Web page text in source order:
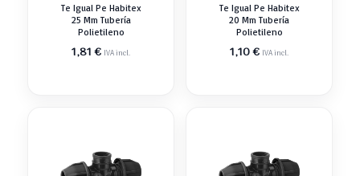
Te Igual Pe Habitex
25 Mm Tubería
Polietileno
1,81€ IVA incl.
Te Igual Pe Habitex
20 Mm Tubería
Polietileno
1,10€ IVA incl.